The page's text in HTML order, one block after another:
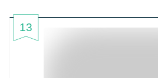
13